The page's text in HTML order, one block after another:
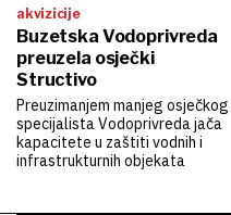
akvizicije
Buzetska Vodoprivreda
preuzela osječki
Structivo
Preuzimanjem manjeg osječkog
specijalista Vodoprivreda jača
kapacitete u zaštiti vodnih i
infrastrukturnih objekata